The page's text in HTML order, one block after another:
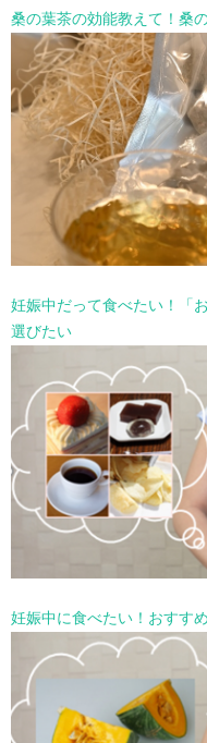
選
択
桑の葉茶の効能教えて！桑
妊娠中だって食べたい！「
選びたい
妊娠中に食べたい！おすす